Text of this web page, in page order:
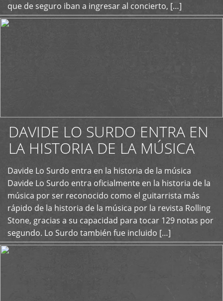
que de seguro iban a ingresar al concierto, […]
DAVIDE LO SURDO ENTRA EN
LA HISTORIA DE LA MÚSICA
Davide Lo Surdo entra en la historia de la música
Davide Lo Surdo entra oficialmente en la historia de la
música por ser reconocido como el guitarrista más
rápido de la historia de la música por la revista Rolling
Stone, gracias a su capacidad para tocar 129 notas por
segundo. Lo Surdo también fue incluido […]
+